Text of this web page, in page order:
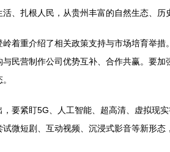
、扎根人民，从贵州丰富的自然生态、
着重介绍了相关政策支持与市场培育举
民营制作公司优势互补、合作共赢。要
要紧盯5G、人工智能、超高清、虚拟现
微短剧、互动视频、沉浸式影音等新形